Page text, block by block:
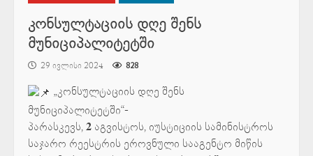
კონსულტაციის დღე შენს
მუნიციპალიტეტში
29 ივლისი 2024 828
„კონსულტაციის დღე შენს
მუნიციპალიტეტში“-
პარასკევს, 𝟐 აგვისტოს, იუსტიციის სამინისტროს
საჯარო რეესტრის ეროვნული სააგენტო მიწის